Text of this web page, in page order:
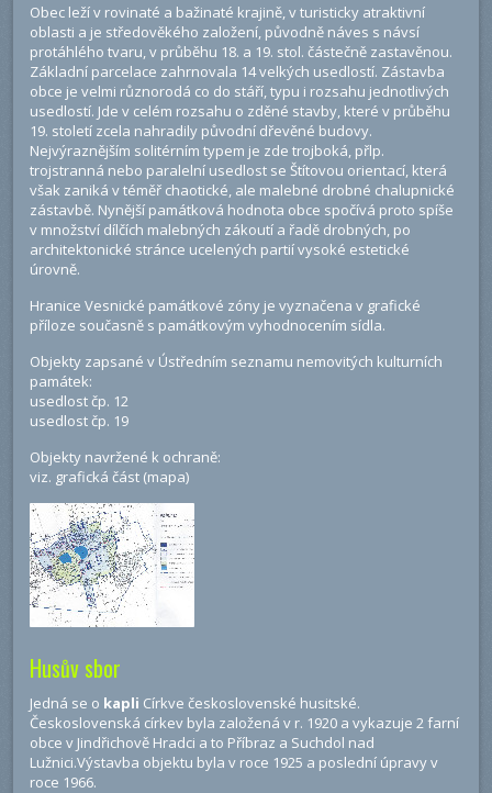
Obec leží v rovinaté a bažinaté krajině, v turisticky atraktivní
oblasti a je středověkého založení, původně náves s návsí
protáhlého tvaru, v průběhu 18. a 19. stol. částečně zastavěnou.
Základní parcelace zahrnovala 14 velkých usedlostí. Zástavba
obce je velmi různorodá co do stáří, typu i rozsahu jednotlivých
usedlostí. Jde v celém rozsahu o zděné stavby, které v průběhu
19. století zcela nahradily původní dřevěné budovy.
Nejvýraznějším solitérním typem je zde trojboká, přlp.
trojstranná nebo paralelní usedlost se Štítovou orientací, která
však zaniká v téměř chaotické, ale malebné drobné chalupnické
zástavbě. Nynější památková hodnota obce spočívá proto spíše
v množství dílčích malebných zákoutí a řadě drobných, po
architektonické stránce ucelených partií vysoké estetické
úrovně.
Hranice Vesnické památkové zóny je vyznačena v grafické
příloze současně s památkovým vyhodnocením sídla.
Objekty zapsané v Ústředním seznamu nemovitých kulturních
památek:
usedlost čp. 12
usedlost čp. 19
Objekty navržené k ochraně:
viz. grafická část (mapa)
Husův sbor
Jedná se o kapli Církve československé husitské.
Československá církev byla založená v r. 1920 a vykazuje 2 farní
obce v Jindřichově Hradci a to Příbraz a Suchdol nad
Lužnici.Výstavba objektu byla v roce 1925 a poslední úpravy v
roce 1966.